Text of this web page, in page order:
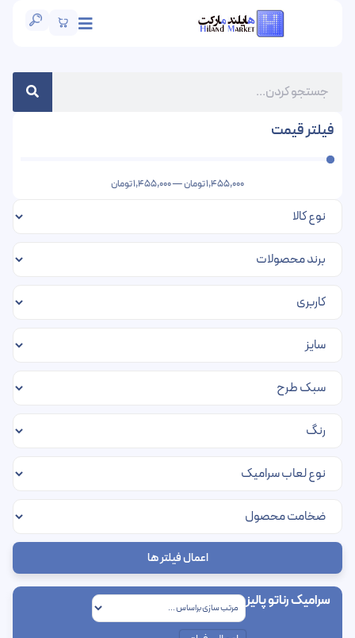
فیلتر قیمت
1,455,000تومان—
1,455,000تومان
اعمال فیلتر ها
سرامیک رناتو پالیز